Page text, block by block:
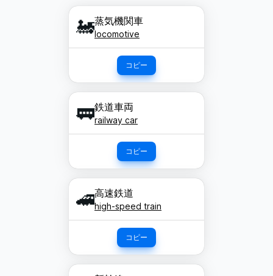
🚂蒸気機関車
locomotive
コピー
🚃鉄道車両
railway car
コピー
🚄高速鉄道
high-speed train
コピー